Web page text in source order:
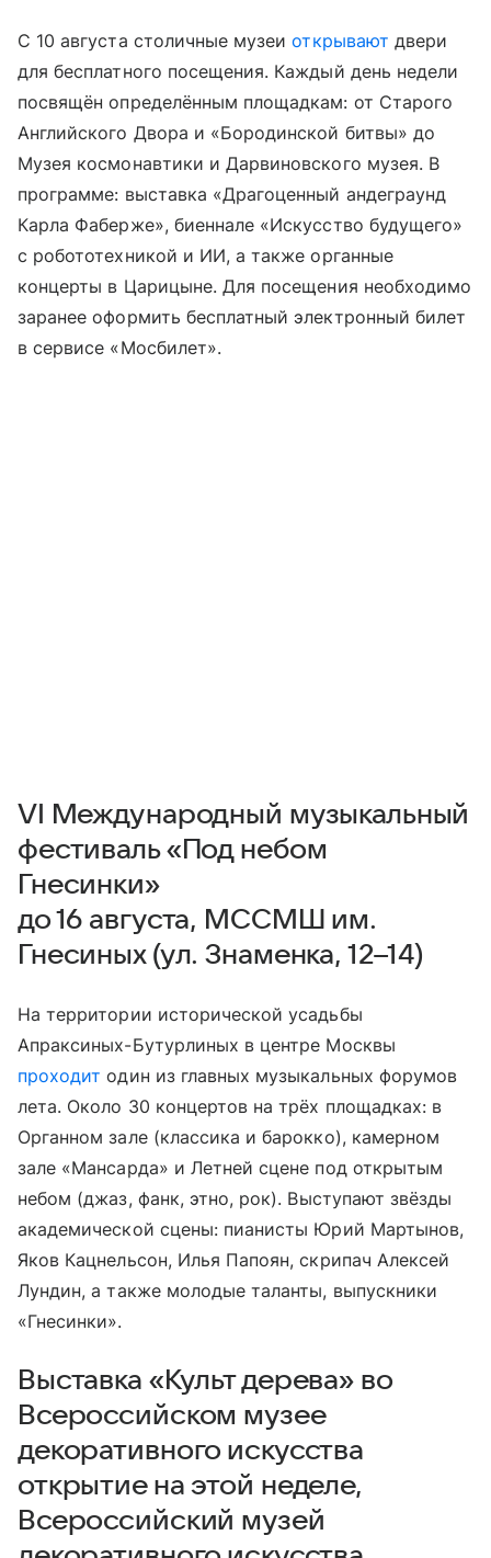
С 10 августа столичные музеиоткрывают двери
для бесплатного посещения. Каждый день недели
посвящён определённым площадкам: от Старого
Английского Двора и «Бородинской битвы» до
Музея космонавтики и Дарвиновского музея. В
программе: выставка «Драгоценный андеграунд
Карла Фаберже», биеннале «Искусство будущего»
с робототехникой и ИИ, а также органные
концерты в Царицыне. Для посещения необходимо
заранее оформить бесплатный электронный билет
в сервисе «Мосбилет».
VI Международный музыкальный
фестиваль «Под небом
Гнесинки»
до 16 августа, МССМШ им.
Гнесиных (ул. Знаменка, 12–14)
На территории исторической усадьбы
Апраксиных-Бутурлиных в центре Москвы
проходит один из главных музыкальных форумов
лета. Около 30 концертов на трёх площадках: в
Органном зале (классика и барокко), камерном
зале «Мансарда» и Летней сцене под открытым
небом (джаз, фанк, этно, рок). Выступают звёзды
академической сцены: пианисты Юрий Мартынов,
Яков Кацнельсон, Илья Папоян, скрипач Алексей
Лундин, а также молодые таланты, выпускники
«Гнесинки».
Выставка «Культ дерева» во
Всероссийском музее
декоративного искусства
открытие на этой неделе,
Всероссийский музей